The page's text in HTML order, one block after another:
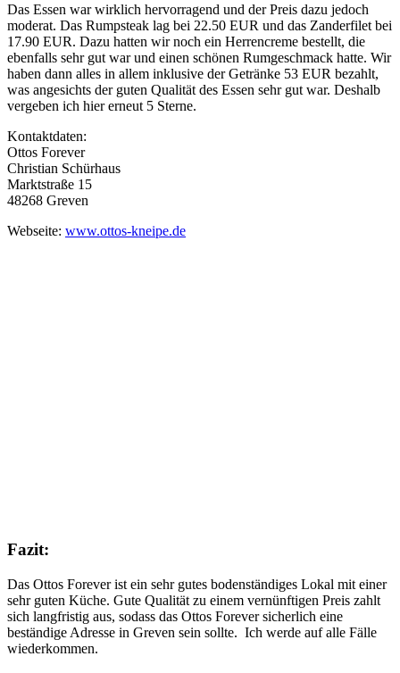
Das Essen war wirklich hervorragend und der Preis dazu jedoch
moderat. Das Rumpsteak lag bei 22.50 EUR und das Zanderfilet bei
17.90 EUR. Dazu hatten wir noch ein Herrencreme bestellt, die
ebenfalls sehr gut war und einen schönen Rumgeschmack hatte. Wir
haben dann alles in allem inklusive der Getränke 53 EUR bezahlt,
was angesichts der guten Qualität des Essen sehr gut war. Deshalb
vergeben ich hier erneut 5 Sterne.
Kontaktdaten:
Ottos Forever
Christian Schürhaus
Marktstraße 15
48268 Greven
Webseite: www.ottos-kneipe.de
Fazit:
Das Ottos Forever ist ein sehr gutes bodenständiges Lokal mit einer
sehr guten Küche. Gute Qualität zu einem vernünftigen Preis zahlt
sich langfristig aus, sodass das Ottos Forever sicherlich eine
beständige Adresse in Greven sein sollte. Ich werde auf alle Fälle
wiederkommen.